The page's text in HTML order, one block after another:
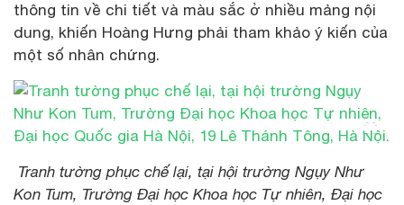
thông tin về chi tiết và màu sắc ở nhiều mảng nội
dung, khiến Hoàng Hưng phải tham khảo ý kiến của
một số nhân chứng.
Tranh tường phục chế lại, tại hội trường Ngụy Như
Kon Tum, Trường Đại học Khoa học Tự nhiên, Đại học